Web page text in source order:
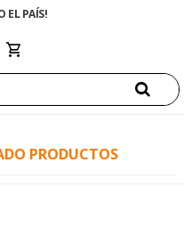
EL PAÍS!
PRODUCTOS